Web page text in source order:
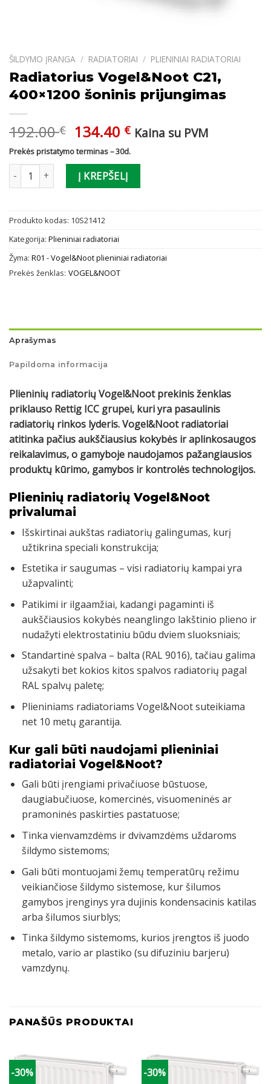
ŠILDYMO ĮRANGA / RADIATORIAI / PLIENINIAI RADIATORIAI
Radiatorius Vogel&Noot C21,
400×1200 šoninis prijungimas
192.00€ Original
price
was:
192.00 €.
134.40 €Current
is:
Kaina su PVM
Prekės pristatymo terminas – 30d.
produkto kiekis: Radiatorius Vogel&Noot C21, 400x1200 šoninis
Į KREPŠELĮ
Produkto kodas: 10S21412
Kategorija: Plieniniai radiatoriai
Žyma: R01 - Vogel&Noot plieniniai radiatoriai
Prekės ženklas: VOGEL&NOOT
Aprašymas
Papildoma informacija
Plieninių radiatorių Vogel&Noot prekinis ženklas
priklauso Rettig ICC grupei, kuri yra pasaulinis
radiatorių rinkos lyderis. Vogel&Noot radiatoriai
atitinka pačius aukščiausius kokybės ir aplinkosaugos
reikalavimus, o gamyboje naudojamos pažangiausios
produktų kūrimo, gamybos ir kontrolės technologijos.
Plieninių radiatorių Vogel&Noot
privalumai
Išskirtinai aukštas radiatorių galingumas, kurį
užtikrina speciali konstrukcija;
Estetika ir saugumas – visi radiatorių kampai yra
užapvalinti;
Patikimi ir ilgaamžiai, kadangi pagaminti iš
aukščiausios kokybės neanglingo lakštinio plieno ir
nudažyti elektrostatiniu būdu dviem sluoksniais;
Standartinė spalva – balta (RAL 9016), tačiau galima
užsakyti bet kokios kitos spalvos radiatorių pagal
RAL spalvų paletę;
Plieniniams radiatoriams Vogel&Noot suteikiama
net 10 metų garantija.
Kur gali būti naudojami plieniniai
radiatoriai Vogel&Noot?
Gali būti įrengiami privačiuose būstuose,
daugiabučiuose, komercinės, visuomeninės ar
pramoninės paskirties pastatuose;
Tinka vienvamzdėms ir dvivamzdėms uždaroms
šildymo sistemoms;
Gali būti montuojami žemų temperatūrų režimu
veikiančiose šildymo sistemose, kur šilumos
gamybos įrenginys yra dujinis kondensacinis katilas
arba šilumos siurblys;
Tinka šildymo sistemoms, kurios įrengtos iš juodo
metalo, vario ar plastiko (su difuziniu barjeru)
vamzdynų.
PANAŠŪS PRODUKTAI
-30% -30%